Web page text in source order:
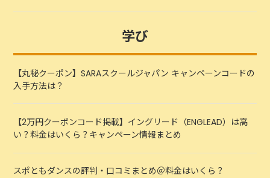
学び
【丸秘クーポン】SARAスクールジャパン キャンペーンコードの
入手方法は？
【2万円クーポンコード掲載】イングリード（ENGLEAD）は高
い？料金はいくら？キャンペーン情報まとめ
スポともダンスの評判・口コミまとめ＠料金はいくら？